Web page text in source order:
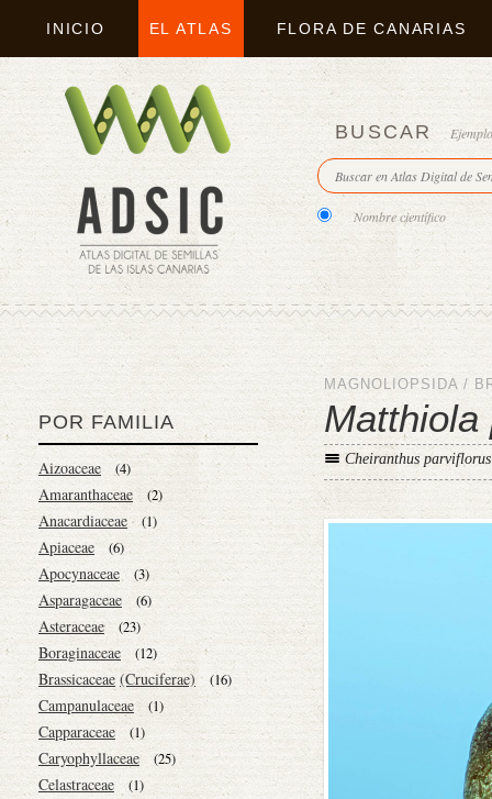
INICIO EL ATLAS FLORA DE CANARIAS
BUSCAR
Nombre científico
POR FAMILIA
Aizoaceae (4)
Amaranthaceae (2)
Anacardiaceae (1)
Apiaceae (6)
Apocynaceae (3)
Asparagaceae (6)
Asteraceae (23)
Boraginaceae (12)
Brassicaceae (Cruciferae) (16)
Campanulaceae (1)
Capparaceae (1)
Caryophyllaceae (25)
Celastraceae (1)
MAGNOLIOPSIDA /
Matthiola
Cheiranthus parviflorus